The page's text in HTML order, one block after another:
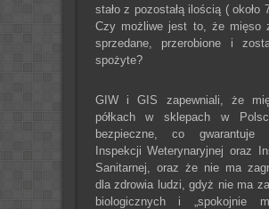
stało z pozostałą ilością ( około
Czy możliwe jest to, że mięso
sprzedane, przerobione i
spożyte?
GIW i GIS zapewniali, że
półkach w sklepach w
bezpieczne, co gwarantuje
Inspekcji Weterynaryjnej oraz
Sanitarnej, oraz że nie ma
dla zdrowia ludzi, gdyż nie ma
biologicznych i „spokojnie